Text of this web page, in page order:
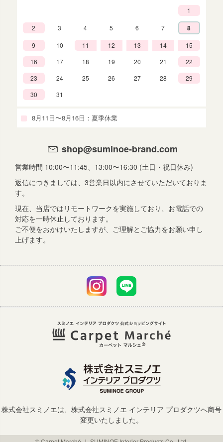
1
2 3 4 5 6 7 8
9 10 11 12 13 14
15
16
17 18 19 20 21
22
23
24 25 26 27 28
29
30
31
8月11日〜8月16日：夏季休業
shop@suminoe-brand.com
営業時間 10:00〜11:45、13:00〜16:30 (土日・祝日休み)
返信につきましては、3営業日以内にさせていただいておりま
す。
現在、当店ではリモートワークを実施しており、お電話での
対応を一時休止しております。
ご不便をおかけいたしますが、ご理解とご協力をお願い申し
上げます。
株式会社スミノエは、株式会社スミノエ インテリア プロダクツへ商号
変更いたしました。